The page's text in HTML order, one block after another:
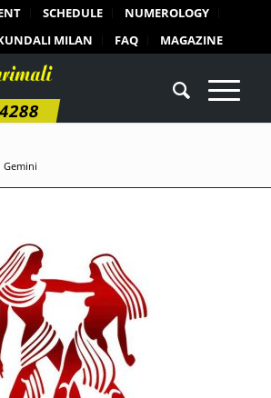
SCHEDULE
NUMEROLOGY
MILAN FAQ MAGAZINE
Gemini